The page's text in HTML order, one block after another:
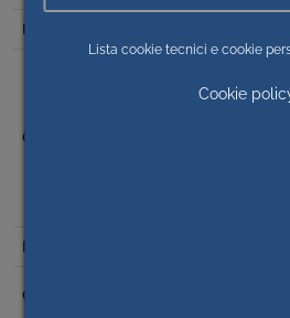
(COT) DI MONDOVI’ - LOTTO 1
I99J21016380006 - CIG
Lista cookie tecnici e cookie
Cookie